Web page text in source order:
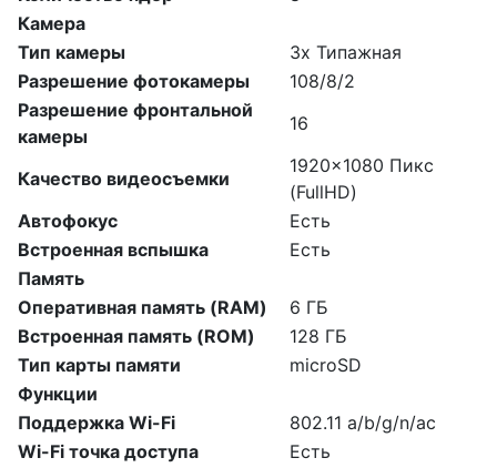
Камера
Тип камеры
3х Типажная
Разрешение фотокамеры
108/8/2
Разрешение фронтальной
камеры
16
Качество видеосъемки
1920x1080 Пикс
(FullHD)
Автофокус
Есть
Встроенная вспышка
Есть
Память
Оперативная память (RAM)
6 ГБ
Встроенная память (ROM)
128 ГБ
Тип карты памяти
microSD
Функции
Поддержка Wi-Fi
802.11 a/b/g/n/ac
Wi-Fi точка доступа
Есть